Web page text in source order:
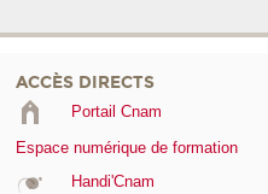
ACCÈS DIRECTS
Portail Cnam
Espace numérique de formation
Handi'Cnam